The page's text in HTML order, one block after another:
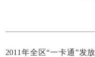
2011年全区“一卡通”发